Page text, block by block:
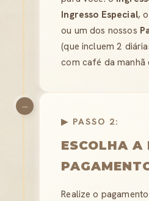
Ingresso Especial, o
ou um dos nossos
(que incluem 2
com café da manhã
...
▶ PASSO 2:
ESCOLHA A
Realize o